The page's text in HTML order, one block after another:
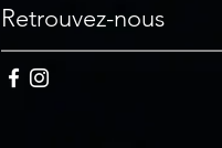
Retrouvez-nous